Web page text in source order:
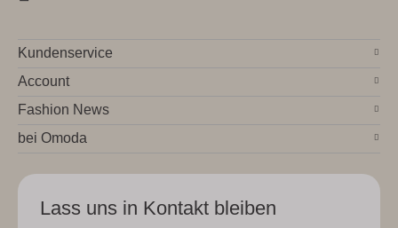
Kundenservice
Account
Fashion News
bei Omoda
Lass uns in Kontakt bleiben